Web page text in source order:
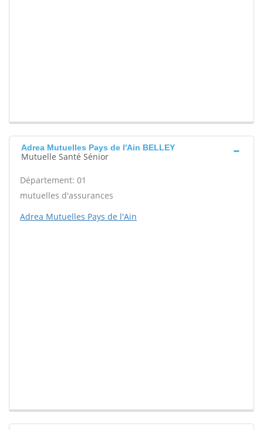
Adrea Mutuelles Pays de l'Ain BELLEY
Mutuelle Santé Sénior
Département: 01
mutuelles d'assurances
Adrea Mutuelles Pays de l'Ain